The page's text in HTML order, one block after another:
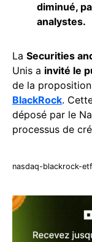
diminué,
analystes.
La Securities
Unis a invité le
de la proposition
BlackRock.
déposé par le
processus de
nasdaq-blackrock-